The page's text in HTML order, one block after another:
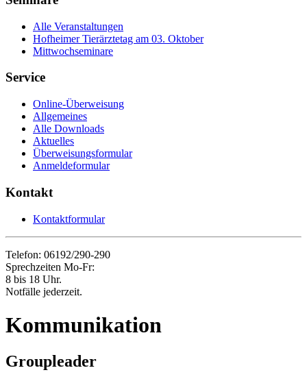
Alle Veranstaltungen
Hofheimer Tierärztetag am 03. Oktober
Mittwochseminare
Service
Online-Überweisung
Allgemeines
Alle Downloads
Aktuelles
Überweisungsformular
Anmeldeformular
Kontakt
Kontaktformular
Telefon: 06192/290-290
Sprechzeiten Mo-Fr:
8 bis 18 Uhr.
Notfälle jederzeit.
Kommunikation
Groupleader